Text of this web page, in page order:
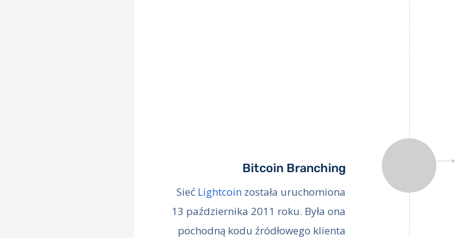
Bitcoin Branching
Sieć Lightcoin została uruchomiona
13 października 2011 roku. Była ona
pochodną kodu źródłowego klienta